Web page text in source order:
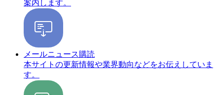
案内します。
メールニュース購読
本サイトの更新情報や業界動向などをお伝えしていま
す。